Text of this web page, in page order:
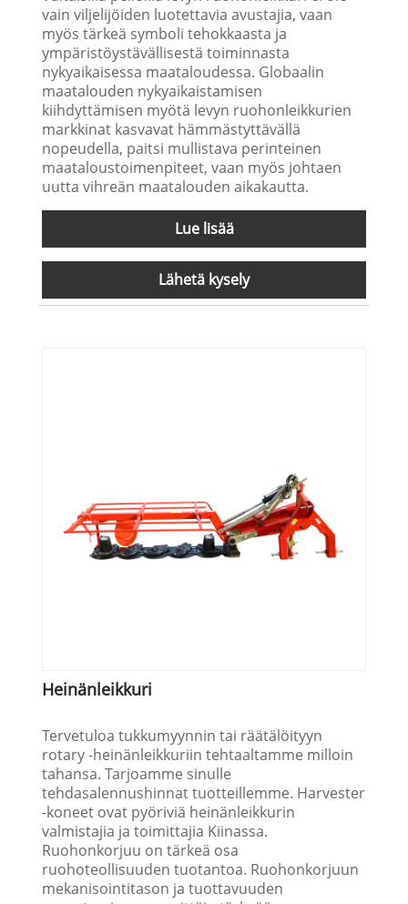
vain viljelijöiden luotettavia avustajia, vaan
myös tärkeä symboli tehokkaasta ja
ympäristöystävällisestä toiminnasta
nykyaikaisessa maataloudessa. Globaalin
maatalouden nykyaikaistamisen
kiihdyttämisen myötä levyn ruohonleikkurien
markkinat kasvavat hämmästyttävällä
nopeudella, paitsi mullistava perinteinen
maataloustoimenpiteet, vaan myös johtaen
uutta vihreän maatalouden aikakautta.
Lue lisää
Lähetä kysely
Heinänleikkuri
Tervetuloa tukkumyynnin tai räätälöityyn
rotary -heinänleikkuriin tehtaaltamme milloin
tahansa. Tarjoamme sinulle
tehdasalennushinnat tuotteillemme. Harvester
-koneet ovat pyöriviä heinänleikkurin
valmistajia ja toimittajia Kiinassa.
Ruohonkorjuu on tärkeä osa
ruohoteollisuuden tuotantoa. Ruohonkorjuun
mekanisointitason ja tuottavuuden